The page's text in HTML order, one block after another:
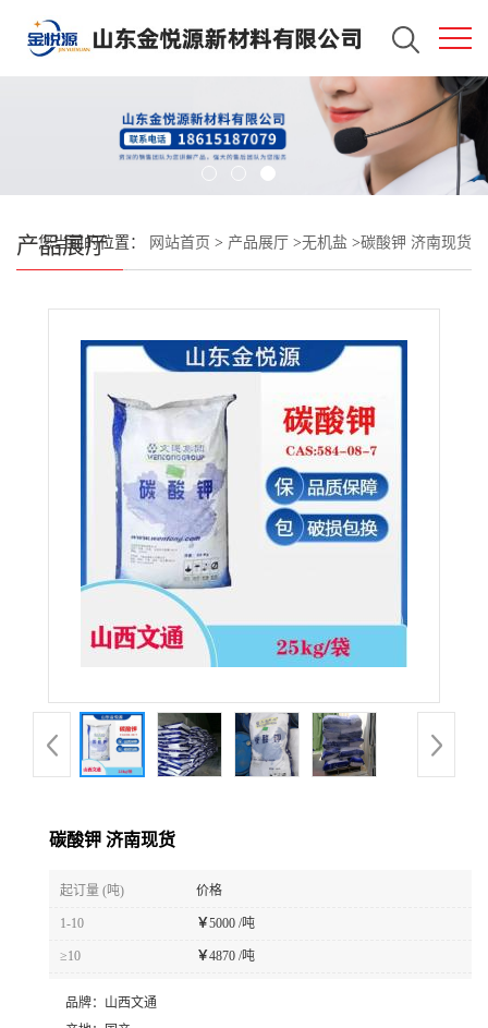
产品展厅
您当前的位置： 网站首页 > 产品展厅 >无机盐 >碳酸钾 济南现货
碳酸钾 济南现货
起订量 (吨) 价格
1-10 ￥5000 /吨
≥10 ￥4870 /吨
品牌： 山西文通